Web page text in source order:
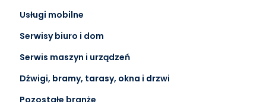
Usługi mobilne
Serwisy biuro i dom
Serwis maszyn i urządzeń
Dźwigi, bramy, tarasy, okna i drzwi
Pozostałe branże